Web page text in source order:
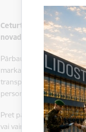
Ceturtdien, 23. oktobrī,
novadā aizturēja vienu
Pārbaudot saņemto
markas taksometru ar
transportlīdzekļa jumta.
personas bez derīgiem
Pret pārvadātāju –
vai vairāk personu